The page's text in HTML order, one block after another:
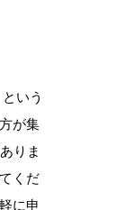
という
が集
りま
くだ
に申